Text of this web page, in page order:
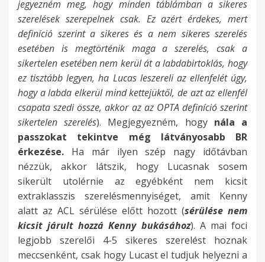
jegyezném meg, hogy minden táblámban a sikeres
szerelések szerepelnek csak. Ez azért érdekes, mert
definíció szerint a sikeres és a nem sikeres szerelés
esetében is megtörténik maga a szerelés, csak a
sikertelen esetében nem kerül át a labdabirtoklás, hogy
ez tisztább legyen, ha Lucas leszereli az ellenfelét úgy,
hogy a labda elkerül mind kettejüktől, de azt az ellenfél
csapata szedi össze, akkor az az OPTA definíció szerint
sikertelen szerelés). Megjegyezném, hogynála a
passzokat tekintve még látványosabb BR
érkezése. Ha már ilyen szép nagy időtávban
nézzük, akkor látszik, hogy Lucasnak sosem
sikerült utolérnie az egyébként nem kicsit
extraklasszis szerelésmennyiséget, amit Kenny
alatt az ACL sérülése előtt hozott (sérülése nem
kicsit járult hozzá Kenny bukásához). A mai foci
legjobb szerelői 4-5 sikeres szerelést hoznak
meccsenként, csak hogy Lucast el tudjuk helyezni a